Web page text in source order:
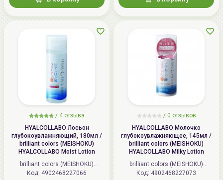
/ 4 отзыва
HYALCOLLABO Лосьон
глубокоувлажняющий, 180мл /
brilliant colors (MEISHOKU)
HYALCOLLABO Moist Lotion
brilliant colors (MEISHOKU)
(Япония)
Код: 4902468227066
/ 0 отзывов
HYALCOLLABO Молочко
глубокоувлажняющее, 145мл /
brilliant colors (MEISHOKU)
HYALCOLLABO Milky Lotion
brilliant colors (MEISHOKU)
(Япония)
Код: 4902468227073